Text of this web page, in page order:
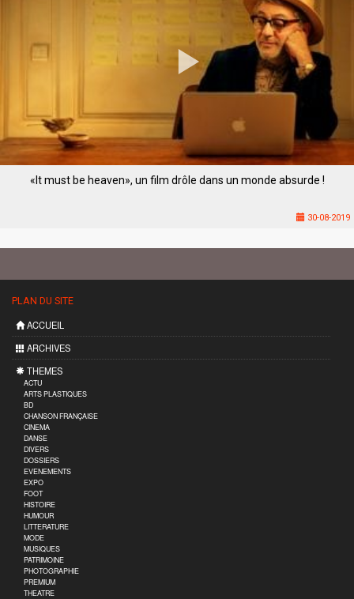
«It must be heaven», un film drôle dans un monde absurde !
30-08-2019
PLAN DU SITE
ACCUEIL
ARCHIVES
THEMES
ACTU
ARTS PLASTIQUES
BD
CHANSON FRANÇAISE
CINEMA
DANSE
DIVERS
DOSSIERS
EVENEMENTS
EXPO
FOOT
HISTOIRE
HUMOUR
LITTERATURE
MODE
MUSIQUES
PATRIMOINE
PHOTOGRAPHIE
PREMIUM
THEATRE